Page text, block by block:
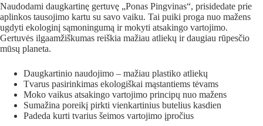
Naudodami daugkartinę gertuvę „Ponas Pingvinas“, prisidedate prie
aplinkos tausojimo kartu su savo vaiku. Tai puiki proga nuo mažens
ugdyti ekologinį sąmoningumą ir mokyti atsakingo vartojimo.
Gertuvės ilgaamžiškumas reiškia mažiau atliekų ir daugiau rūpesčio
mūsų planeta.
Daugkartinio naudojimo – mažiau plastiko atliekų
Tvarus pasirinkimas ekologiškai mąstantiems tėvams
Moko vaikus atsakingo vartojimo principų nuo mažens
Sumažina poreikį pirkti vienkartinius butelius kasdien
Padeda kurti tvarius šeimos vartojimo įpročius